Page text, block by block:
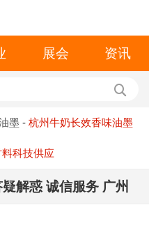
展会 资讯
墨 -杭州牛奶长效香味油墨
科技供应
解惑 诚信服务 广州